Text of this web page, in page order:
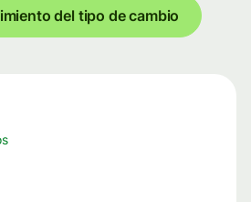
del tipo de cambio